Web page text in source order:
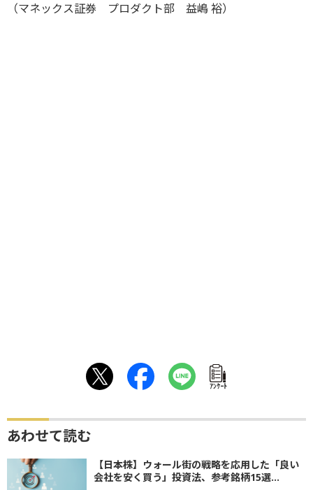
（マネックス証券 プロダクト部 益嶋 裕）
ｱﾝｹｰﾄ
あわせて読む
【日本株】ウォール街の戦略を応用した「良い
会社を安く買う」投資法、参考銘柄15選...